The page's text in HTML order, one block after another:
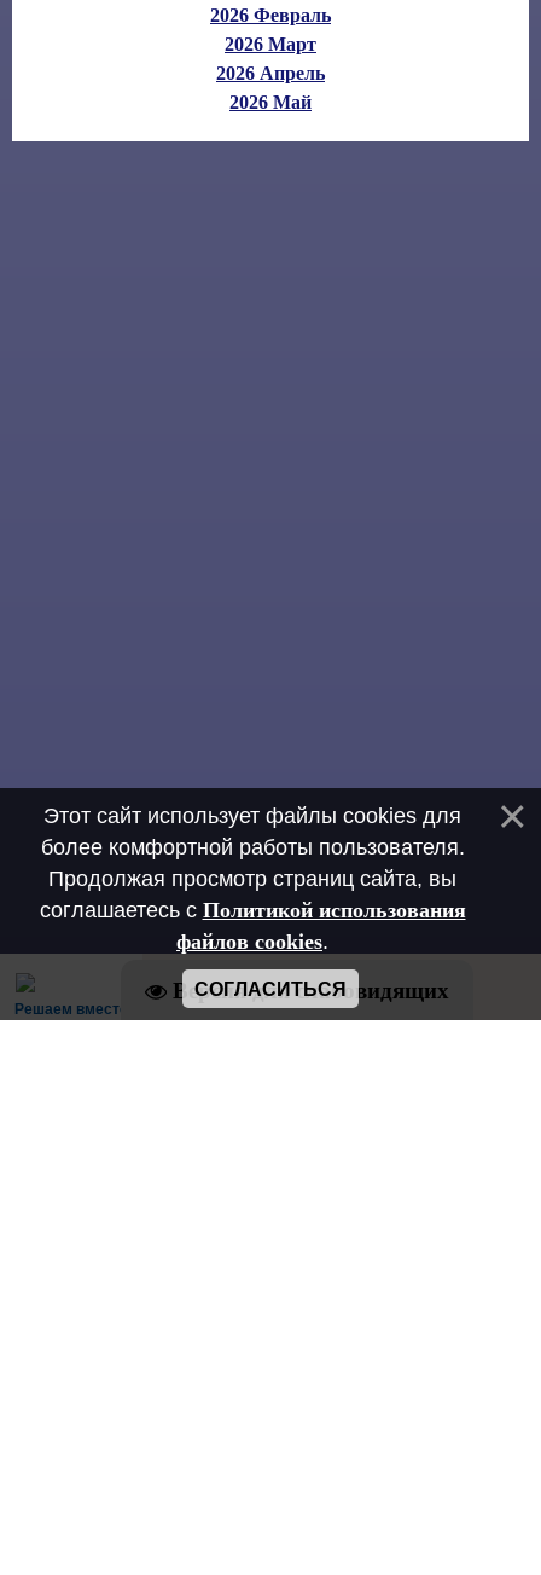
Версия для слабовидящих
2026 Февраль
2026 Март
2026 Апрель
2026 Май
Решаем вместе
Этот сайт использует файлы cookies для
более комфортной работы пользователя.
Продолжая просмотр страниц сайта, вы
соглашаетесь с Политикой использования
файлов cookies.
СОГЛАСИТЬСЯ